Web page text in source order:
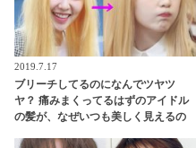
2019.7.17
ブリーチしてるのになんでツヤツ
ヤ？ 痛みまくってるはずのアイドル
の髪が、なぜいつも美しく見えるの